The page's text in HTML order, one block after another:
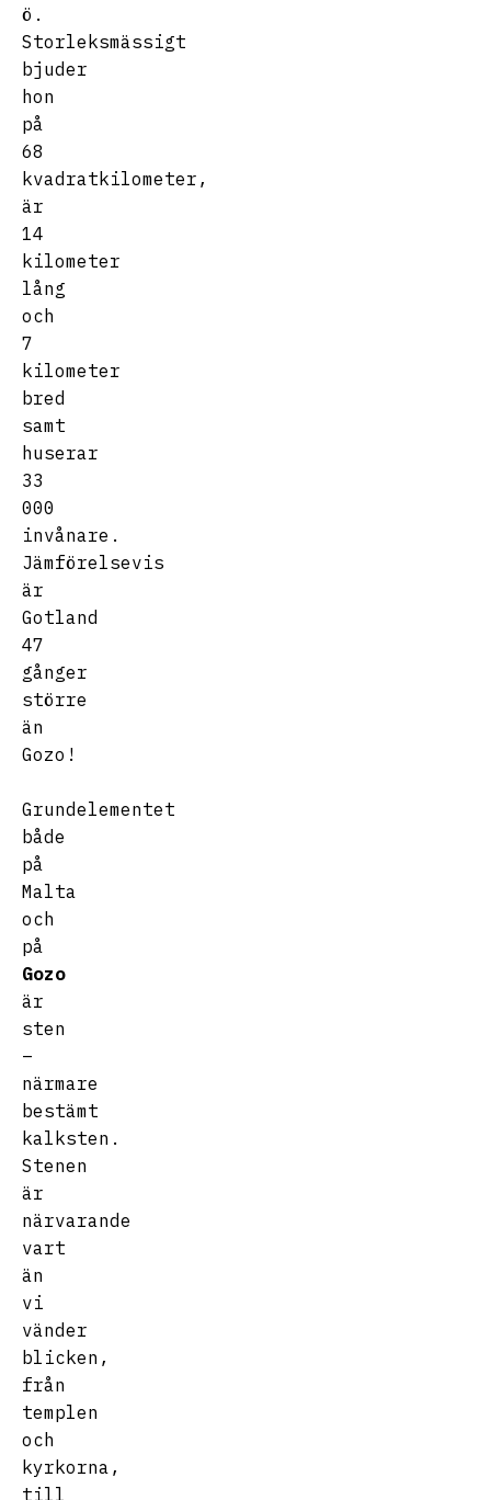
ö.
Storleksmässigt
bjuder
hon
på
68
kvadratkilometer,
är
14
kilometer
lång
och
7
kilometer
bred
samt
huserar
33
000
invånare.
Jämförelsevis
är
Gotland
47
gånger
större
än
Gozo!
Grundelementet
både
på
Malta
och
på
Gozo
är
sten
–
närmare
bestämt
kalksten.
Stenen
är
närvarande
vart
än
vi
vänder
blicken,
från
templen
och
kyrkorna,
till